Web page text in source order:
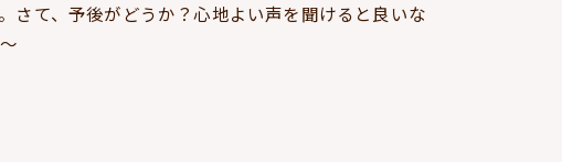
さて、予後がどうか？心地よい声を聞けると良いな